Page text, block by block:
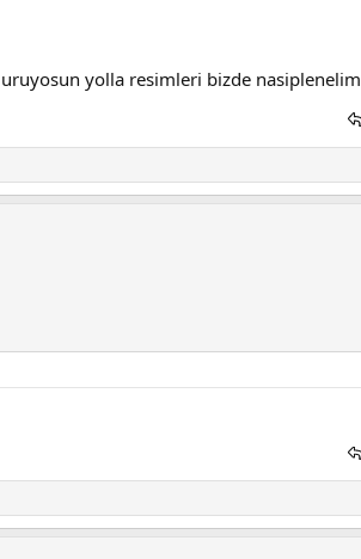
yolla resimleri bizde nasiplenelim